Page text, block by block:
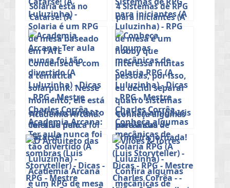
Solaria está no
Catarse! (A
Luluzinha)
4 Sistemas de RPG
para iniciantes (A
Luluzinha)
Academia Arcana:
Ter aula nunca foi
tão divertido (A
Luluzinha)
Conheça algumas
mecânicas de
Solaria RPG (A
Luluzinha)